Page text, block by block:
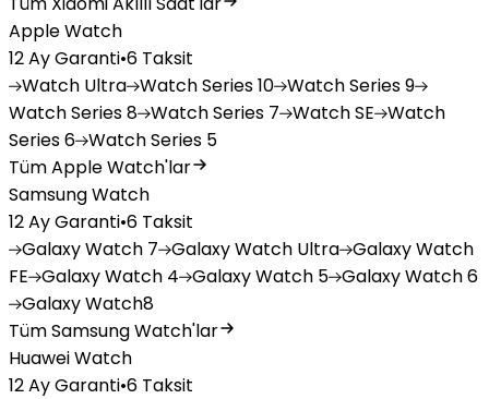
Apple Watch
12 Ay Garanti•6 Taksit
Watch Ultra WatchSeries 10 WatchSeries 9
WatchSeries 8 WatchSeries 7 WatchSE Watch
Series 6 WatchSeries 5
Tüm Apple Watch'lar
Samsung Watch
12 Ay Garanti•6 Taksit
GalaxyWatch 7 GalaxyWatch Ultra GalaxyWatch
FE GalaxyWatch 4 GalaxyWatch 5 GalaxyWatch 6
GalaxyWatch8
Tüm Samsung Watch'lar
Huawei Watch
12 Ay Garanti•6 Taksit